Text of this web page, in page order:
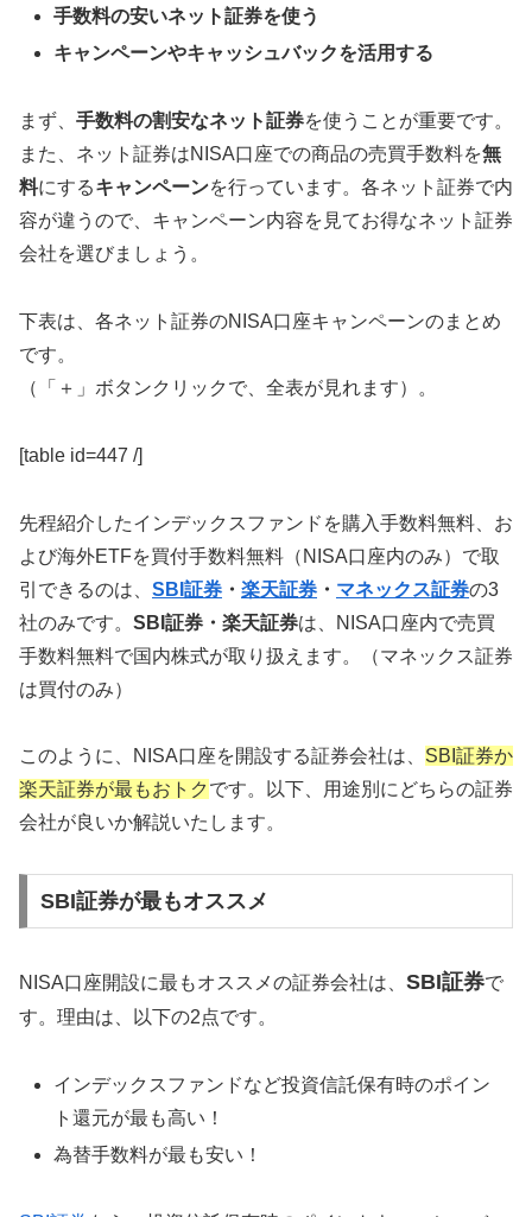
手数料の安いネット証券を使う
キャンペーンやキャッシュバックを活用する
まず、 手数料の割安なネット証券を使うことが重要です。
また、ネット証券はNISA口座での商品の売買手数料を無
料にするキャンペーンを行っています。各ネット証券で内
容が違うので、キャンペーン内容を見てお得なネット証券
会社を選びましょう。
下表は、各ネット証券のNISA口座キャンペーンのまとめ
です。
（「＋」ボタンクリックで、全表が見れます）。
[table id=447 /]
先程紹介したインデックスファンドを購入手数料無料、お
よび海外ETFを買付手数料無料（NISA口座内のみ）で取
引できるのは、 SBI証券 ・ 楽天証券 ・ マネックス証券の3
社のみです。 SBI証券・楽天証券は、NISA口座内で売買
手数料無料で国内株式が取り扱えます。（マネックス証券
は買付のみ）
このように、NISA口座を開設する証券会社は、 SBI証券か
楽天証券が最もおトク です。以下、用途別にどちらの証券
会社が良いか解説いたします。
SBI証券が最もオススメ
NISA口座開設に最もオススメの証券会社は、 SBI証券で
す。理由は、以下の2点です。
インデックスファンドなど投資信託保有時のポイン
ト還元が最も高い！
為替手数料が最も安い！